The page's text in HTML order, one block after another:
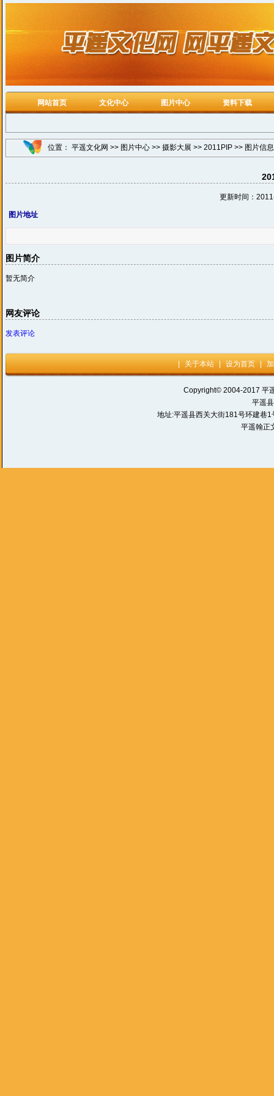
网站首页 文化中心 图片中心 资料下载
位置： 平遥文化网 >> 图片中心 >> 摄影大展 >> 2011PIP >> 图片信息
更新时间：
图片地址
图片简介
暂无简介
网友评论
发表评论
关于本站 设为首页
Copyright© 2004-2017 平
平遥
地址:平遥县西关大街181号环建
平遥翰正